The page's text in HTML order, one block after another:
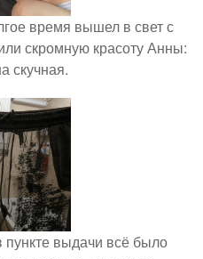
время вышел в свет с
скромную красоту Анны:
скучная.
выдачи всё было